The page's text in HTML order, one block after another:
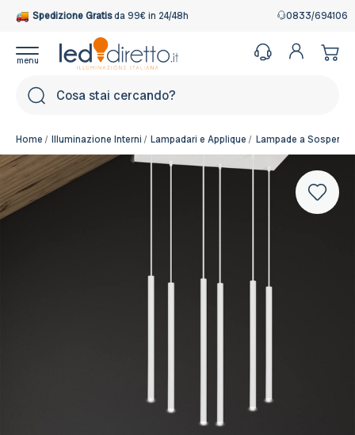
Spedizione Gratisda 99€ in 24/48h 0833/694106
Home Illuminazione Interni Lampadari e Applique Lampade a